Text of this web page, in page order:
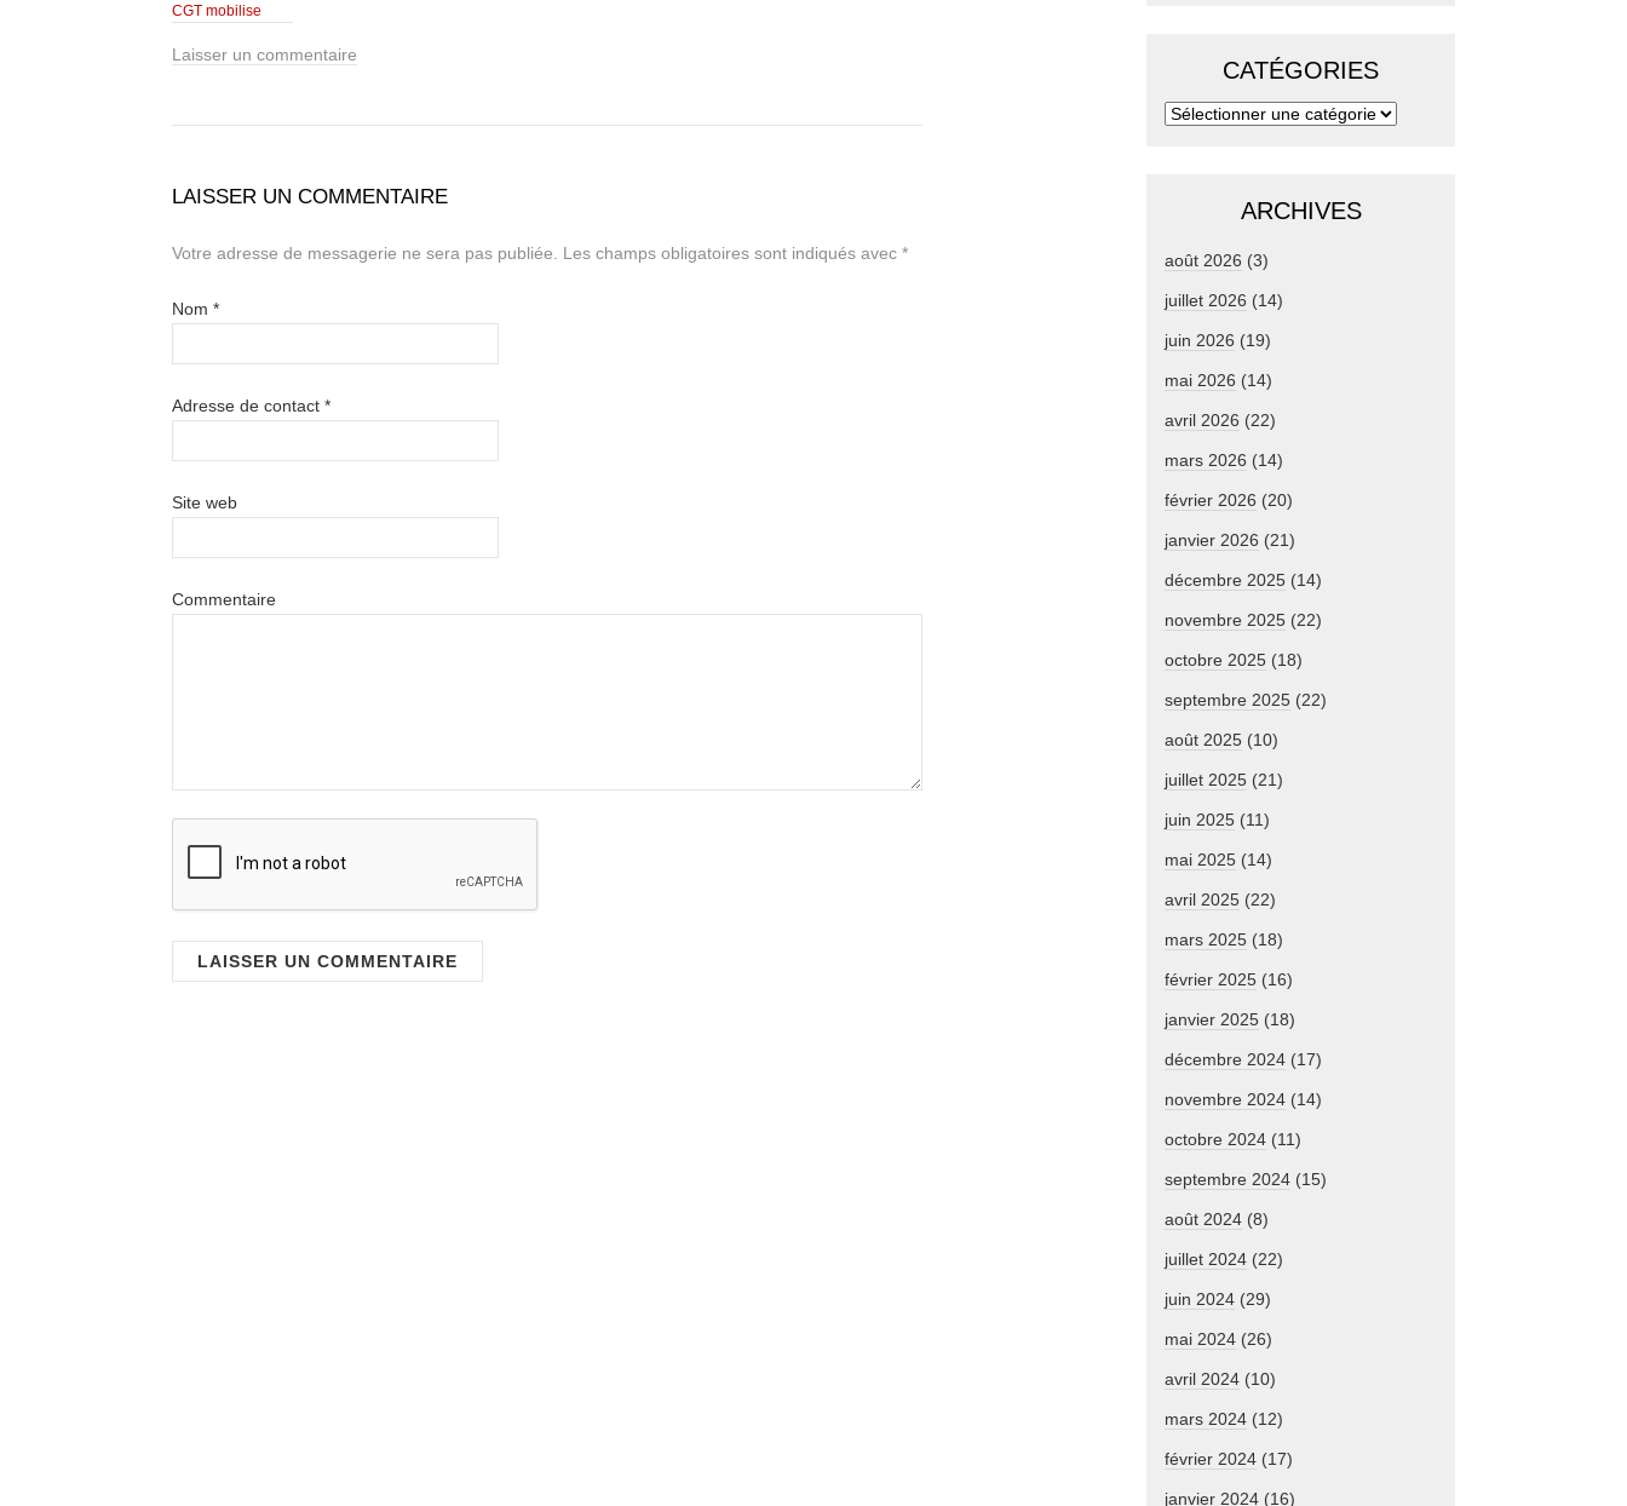
CGT mobilise
Laisser un commentaire
LAISSER UN COMMENTAIRE
Votre adresse de messagerie ne sera pas publiée. Les champs obligatoires sont indiqués avec *
Nom *
Adresse de contact *
Site web
Commentaire
CATÉGORIES
ARCHIVES
août 2026 (3)
juillet 2026 (14)
juin 2026 (19)
mai 2026 (14)
avril 2026 (22)
mars 2026 (14)
février 2026 (20)
janvier 2026 (21)
décembre 2025 (14)
novembre 2025 (22)
octobre 2025 (18)
septembre 2025 (22)
août 2025 (10)
juillet 2025 (21)
juin 2025 (11)
mai 2025 (14)
avril 2025 (22)
mars 2025 (18)
février 2025 (16)
janvier 2025 (18)
décembre 2024 (17)
novembre 2024 (14)
octobre 2024 (11)
septembre 2024 (15)
août 2024 (8)
juillet 2024 (22)
juin 2024 (29)
mai 2024 (26)
avril 2024 (10)
mars 2024 (12)
février 2024 (17)
janvier 2024 (16)